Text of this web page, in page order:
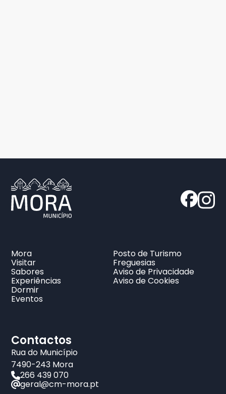
Mora
Visitar
Sabores
Experiências
Dormir
Eventos
Posto de Turismo
Freguesias
Aviso de Privacidade
Aviso de Cookies
Contactos
Rua do Município
7490-243 Mora
266 439 070
geral@cm-mora.pt